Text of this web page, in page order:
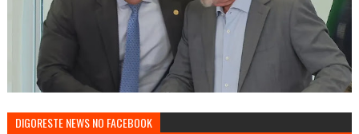
DIGORESTE NEWS NO FACEBOOK